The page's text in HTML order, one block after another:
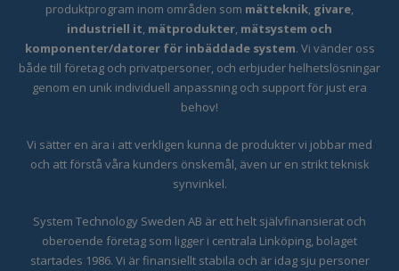
produktprogram inom områden som mätteknik, givare,
industriell it, mätprodukter, mätsystem och
komponenter/datorer för inbäddade system. Vi vänder oss
både till företag och privatpersoner, och erbjuder helhetslösningar
genom en unik individuell anpassning och support för just era
behov!
Vi sätter en ära i att verkligen kunna de produkter vi jobbar med
och att förstå våra kunders önskemål, även ur en strikt teknisk
synvinkel.
System Technology Sweden AB är ett helt självfinansierat och
oberoende företag som ligger i centrala Linköping, bolaget
startades 1986. Vi är finansiellt stabila och är idag sju personer